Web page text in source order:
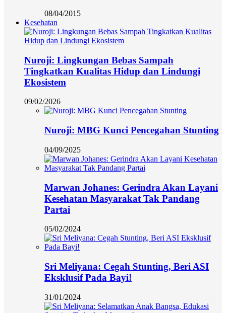
08/04/2015
Kesehatan
Nuroji: Lingkungan Bebas Sampah
Tingkatkan Kualitas Hidup dan Lindungi
Ekosistem
09/02/2026
Nuroji: MBG Kunci Pencegahan Stunting
04/09/2025
Marwan Johanes: Gerindra Akan Layani
Kesehatan Masyarakat Tak Pandang
Partai
05/02/2024
Sri Meliyana: Cegah Stunting, Beri ASI
Eksklusif Pada Bayi!
31/01/2024